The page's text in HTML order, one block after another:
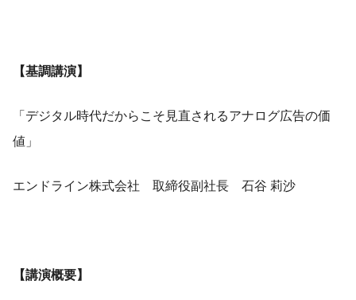
【基調講演】
「デジタル時代だからこそ見直されるアナログ広告の価
値」
エンドライン株式会社 取締役副社長 石谷 莉沙
【講演概要】